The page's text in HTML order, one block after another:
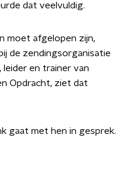
dat veelvuldig.
moet afgelopen zijn,
de zendingsorganisatie
en trainer van
Opdracht, ziet dat
gaat met hen in gesprek.